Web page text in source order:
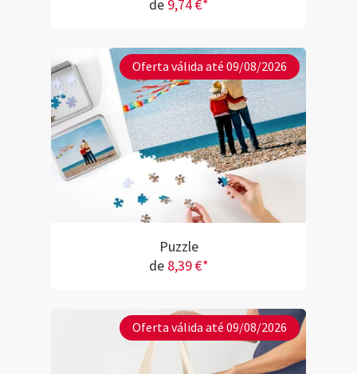
de 9,74 €*
Oferta válida até 09/08/2026
Puzzle
de 8,39 €*
Oferta válida até 09/08/2026